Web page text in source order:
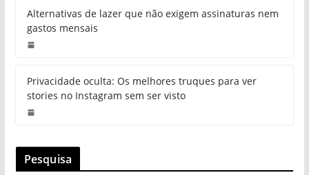
Alternativas de lazer que não exigem assinaturas nem
gastos mensais
Privacidade oculta: Os melhores truques para ver
stories no Instagram sem ser visto
Pesquisa